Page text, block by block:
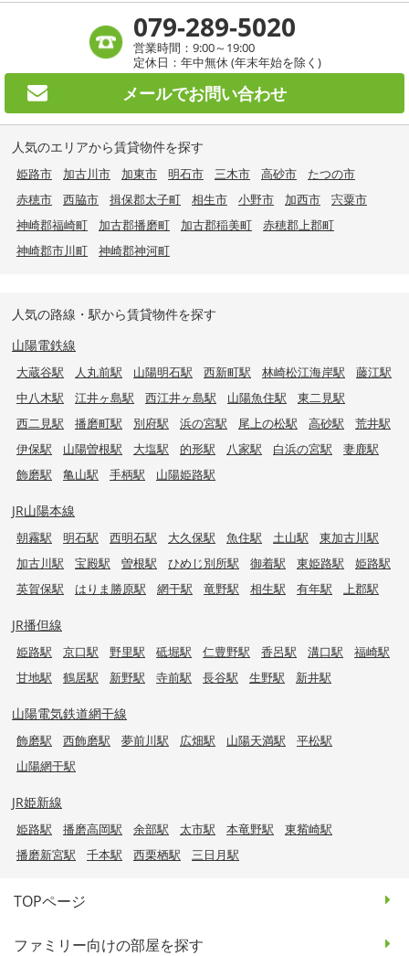
079-289-5020
営業時間：9:00～19:00
定休日：年中無休 (年末年始を除く)
メールでお問い合わせ
人気のエリアから賃貸物件を探す
姫路市 加古川市 加東市 明石市 三木市 高砂市
たつの市
赤穂市
西脇市 揖保郡太子町 相生市 小野市 加西市
宍粟市
神崎郡福崎町
加古郡播磨町 加古郡稲美町
赤穂郡上郡町
神崎郡市川町
神崎郡神河町
人気の路線・駅から賃貸物件を探す
山陽電鉄線
大蔵谷駅 人丸前駅 山陽明石駅 西新町駅 林崎松江海岸駅
藤江駅
中八木駅
江井ヶ島駅 西江井ヶ島駅 山陽魚住駅
東二見駅
西二見駅
播磨町駅 別府駅 浜の宮駅 尾上の松駅 高砂駅
荒井駅
伊保駅
山陽曽根駅 大塩駅 的形駅 八家駅 白浜の宮駅
妻鹿駅
飾磨駅
亀山駅 手柄駅 山陽姫路駅
JR山陽本線
朝霧駅 明石駅 西明石駅 大久保駅 魚住駅 土山駅
東加古川駅
加古川駅
宝殿駅 曽根駅 ひめじ別所駅 御着駅 東姫路駅
姫路駅
英賀保駅
はりま勝原駅 網干駅 竜野駅 相生駅 有年駅 上郡駅
JR播但線
姫路駅 京口駅 野里駅 砥堀駅 仁豊野駅 香呂駅 溝口駅
福崎駅
甘地駅
鶴居駅 新野駅 寺前駅 長谷駅 生野駅 新井駅
山陽電気鉄道網干線
飾磨駅 西飾磨駅 夢前川駅 広畑駅 山陽天満駅
平松駅
山陽網干駅
JR姫新線
姫路駅 播磨高岡駅 余部駅 太市駅 本竜野駅
東觜崎駅
播磨新宮駅
千本駅 西栗栖駅 三日月駅
TOPページ
ファミリー向けの部屋を探す